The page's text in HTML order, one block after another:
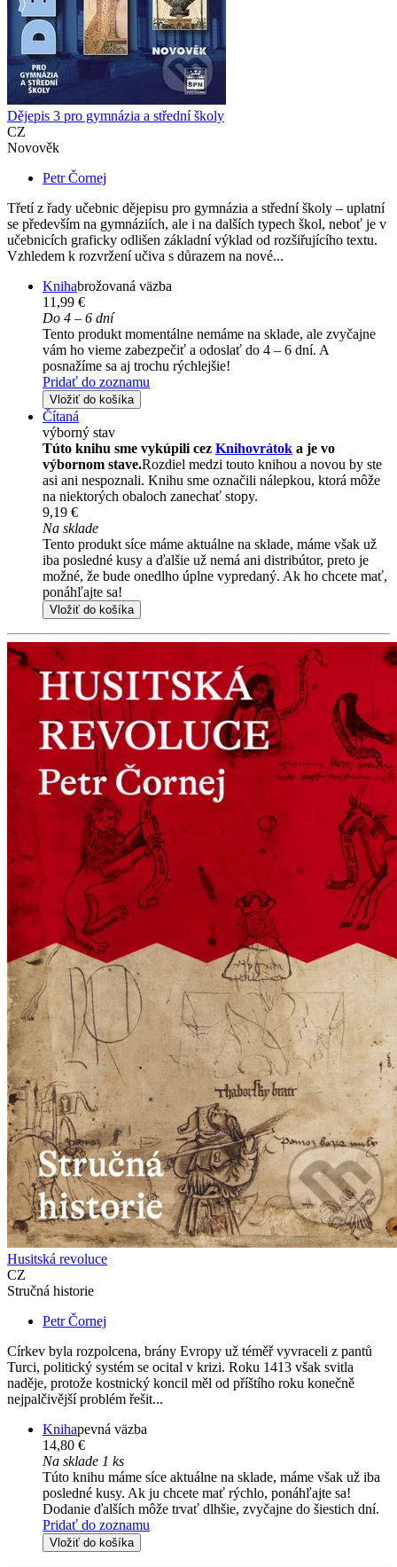
Dějepis 3 pro gymnázia a střední školy
CZ
Novověk
Petr Čornej
Třetí z řady učebnic dějepisu pro gymnázia a střední školy – uplatní
se především na gymnáziích, ale i na dalších typech škol, neboť je v
učebnicích graficky odlišen základní výklad od rozšiřujícího textu.
Vzhledem k rozvržení učiva s důrazem na nové...
Knihabrožovaná väzba
11,99 €
Do 4 – 6 dní
Tento produkt momentálne nemáme na sklade, ale zvyčajne
vám ho vieme zabezpečiť a odoslať do 4 – 6 dní. A
posnažíme sa aj trochu rýchlejšie!
Pridať do zoznamu
Vložiť do košíka
Čítaná
výborný stav
Túto knihu sme vykúpili cez Knihovrátok a je vo
výbornom stave.Rozdiel medzi touto knihou a novou by ste
asi ani nespoznali. Knihu sme označili nálepkou, ktorá môže
na niektorých obaloch zanechať stopy.
9,19 €
Na sklade
Tento produkt síce máme aktuálne na sklade, máme však už
iba posledné kusy a ďalšie už nemá ani distribútor, preto je
možné, že bude onedlho úplne vypredaný. Ak ho chcete mať,
ponáhľajte sa!
Vložiť do košíka
Husitská revoluce
CZ
Stručná historie
Petr Čornej
Církev byla rozpolcena, brány Evropy už téměř vyvraceli z pantů
Turci, politický systém se ocital v krizi. Roku 1413 však svitla
naděje, protože kostnický koncil měl od příštího roku konečně
nejpalčivější problém řešit...
Knihapevná väzba
14,80 €
Na sklade 1 ks
Túto knihu máme síce aktuálne na sklade, máme však už iba
posledné kusy. Ak ju chcete mať rýchlo, ponáhľajte sa!
Dodanie ďalších môže trvať dlhšie, zvyčajne do šiestich dní.
Pridať do zoznamu
Vložiť do košíka